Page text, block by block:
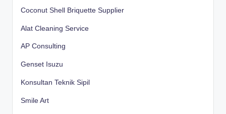
Coconut Shell Briquette Supplier
Alat Cleaning Service
AP Consulting
Genset Isuzu
Konsultan Teknik Sipil
Smile Art